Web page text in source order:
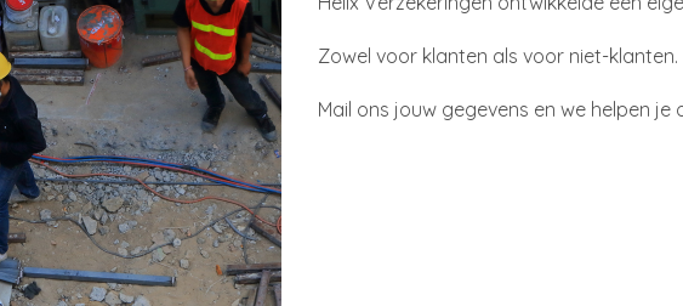
Zowel voor klanten als voor niet-klanten.
Mail ons jouw gegevens en we helpen je